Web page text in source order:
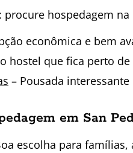
procure hospedagem
econômica e bem
hostel que fica perto
– Pousada
em San
escolha para